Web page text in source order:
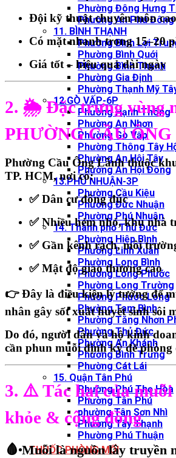
Phường Đông Hưng
Phường An Phú Đông
11. BÌNH THẠNH
Phường Bình Lợi
Phường Bình Quới
Phường Bình Thạnh
Phường Gia Định
Phường Thạnh Mỹ
12.GÒ VẤP-6P
Phường Hạnh Thông
Phường An Nhơn
Phường Gò Vấp
Phường Thông Tây
Phường An Hội Tây
Phường An Hội Đông
13.PHÚ NHUẬN-3P
Phường Cầu Kiệu
Phường Đức Nhuận
Phường Phú Nhuận
14. Thành phố Thủ Đức
Phường Hiệp Bình
Phường Linh Xuân
Phường Long Bình
Phường Long Phước
Phường Long Trường
Phường Phước Long
Phường Tam Bình
Phường Tăng Nhơn
Phường Thủ Đức
Phường An Khánh
Phường Bình Trưng
Phường Cát Lái
15. Quận Tân Phú
Phường Phú Thọ Hòa
Phường Tân Phú
phường Tân Sơn Nhì
Phường Tây Thạnh
Phường Phú Thuận
THUỐC PHÒNG MỐI
Đội kỹ thuật chuyên môn cao
Có mặt nhanh trong15–20
Giá tốt – hiệu quả dài ngày
2. 🌦️ Đặc trưng vùng
PHƯỜNG CẦU
Phường Cầu Ông Lãnh thuộc
TP. HCM, nơi có:
✅ Dân cư đông đúc
✅ Nhiều hẻm nhỏ, khu nhà
✅ Gần kênh rạch, môi
✅ Mật độ giao thương cao
👉 Đây là điều kiện lý tưởng để
nhân gây sốt xuất huyếtsinh sôi
Do đó, người dân và hộ kinh
cần phun muỗi định kỳđể phòng
3. ⚠️ Tác hại của
khỏe & cộng đồng
🩸 Muỗi là nguồn lây truyền